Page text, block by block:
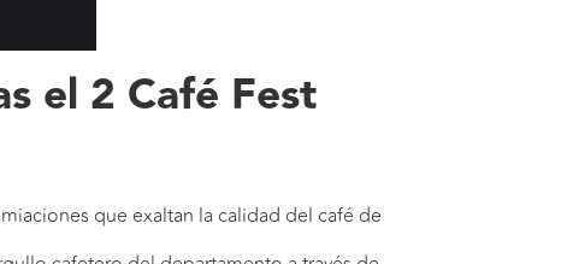
el 2 Café Fest
que exaltan la calidad del café de